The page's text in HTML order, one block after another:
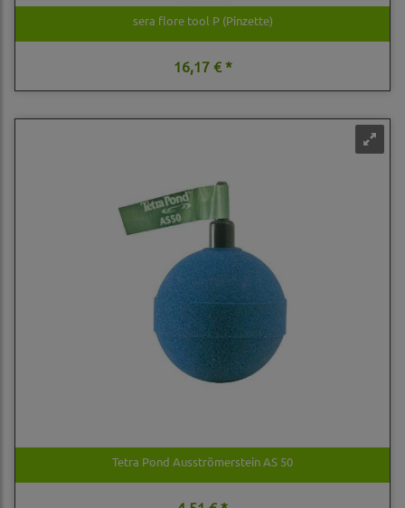
sera flore tool P (Pinzette)
16,17 € *
Tetra Pond Ausströmerstein AS 50